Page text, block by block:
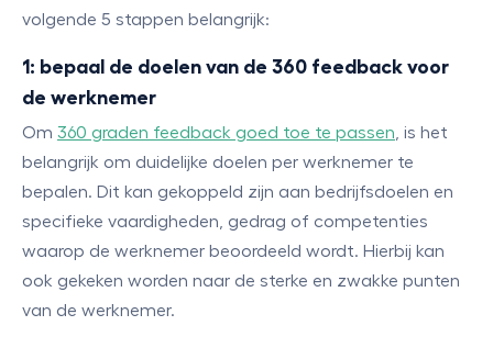
volgende 5 stappen belangrijk:
1: bepaal de doelen van de 360 feedback voor
de werknemer
Om 360 graden feedback goed toe te passen , is het
belangrijk om duidelijke doelen per werknemer te
bepalen. Dit kan gekoppeld zijn aan bedrijfsdoelen en
specifieke vaardigheden, gedrag of competenties
waarop de werknemer beoordeeld wordt. Hierbij kan
ook gekeken worden naar de sterke en zwakke punten
van de werknemer.